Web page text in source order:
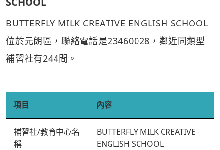
BUTTERFLY MILK CREATIVE ENGLISH SCHOOL
位於元朗區，聯絡電話是23460028，鄰近同類型
補習社有244間。
項目 內容
補習社/教育中心名
稱
BUTTERFLY MILK CREATIVE
ENGLISH SCHOOL